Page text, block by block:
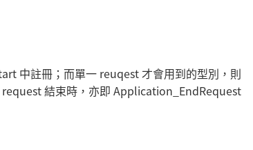
中註冊；而單一 reuqest 才會用到的型別，則
結束時，亦即 Application_EndRequest